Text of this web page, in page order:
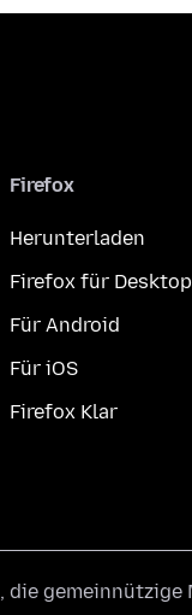
Firefox
Herunterladen
Firefox für
Für Android
Für iOS
Firefox Klar
, die